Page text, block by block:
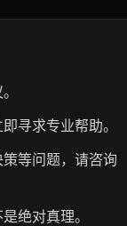
寻求专业帮助。
等问题，请咨询
绝对真理。